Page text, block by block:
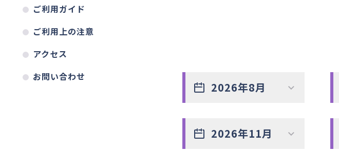
ご利用ガイド
ご利用上の注意
アクセス
お問い合わせ
2026年8月
2026年11月